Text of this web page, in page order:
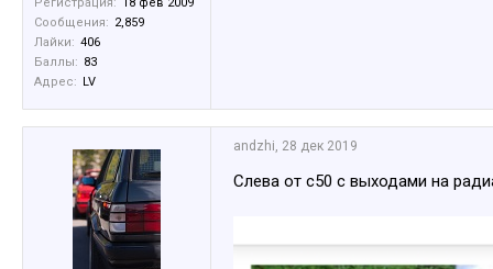
Регистрация:
18 фев 2009
Сообщения: 2,859
Лайки: 406
Баллы: 83
Адрес:
LV
аndzhi, 28 дек 2019
Слева от с50 с выходами на